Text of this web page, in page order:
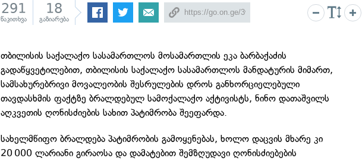
291
წაკითხვა
18
გაზიარება
თბილისის საქალაქო სასამართლოს მოსამართლის ეკა ბარბაქაძის
გადაწყვეტილებით, თბილისის საქალაქო სასამართლოს მანდატურის მიმართ,
სამსახურებრივი მოვალეობის შესრულების დროს განხორციელებული
თავდასხმის ფაქტზე ბრალდებულ სამოქალაქო აქტივისტს, ნინო დათაშვილს
აღკვეთის ღონისძიების სახით პატიმრობა შეეფარდა.
სახელმწიფო ბრალდება პატიმრობის გამოყენებას, ხოლო დაცვის მხარე კი
20 000 ლარიანი გირაოსა და დამატებით შემზღუდავი ღონისძიებების